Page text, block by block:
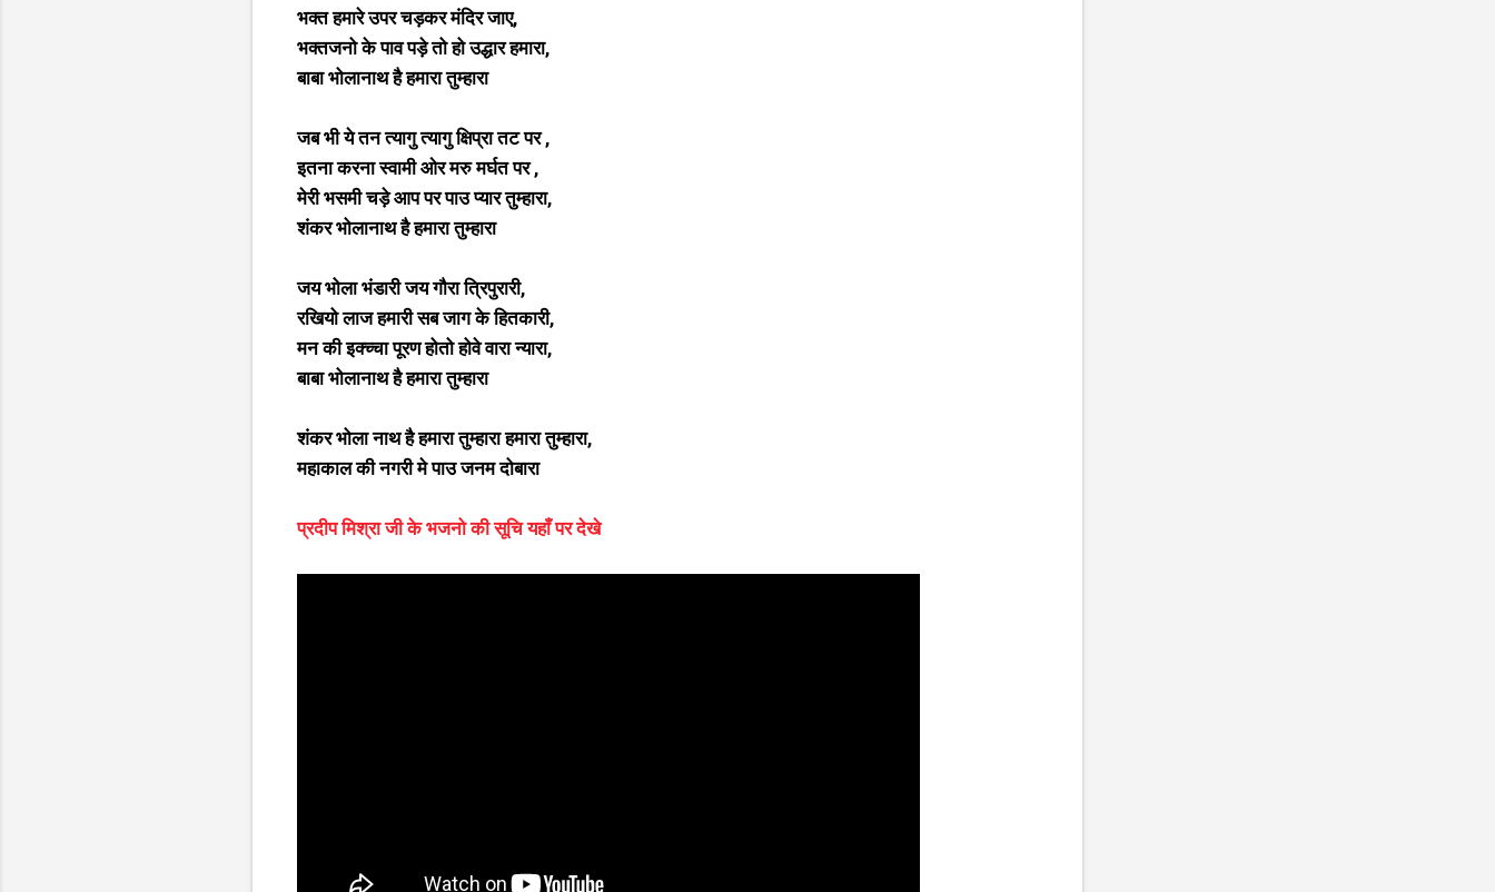
भक्त हमारे उपर चड़कर मंदिर जाए,
भक्तजनो के पाव पड़े तो हो उद्धार हमारा,
बाबा भोलानाथ है हमारा तुम्हारा
जब भी ये तन त्यागु त्यागु क्षिप्रा तट पर ,
इतना करना स्वामी ओर मरु मर्घत पर ,
मेरी भसमी चड़े आप पर पाउ प्यार तुम्हारा,
शंकर भोलानाथ है हमारा तुम्हारा
जय भोला भंडारी जय गौरा त्रिपुरारी,
रखियो लाज हमारी सब जाग के हितकारी,
मन की इक्च्चा पूरण होतो होवे वारा न्यारा,
बाबा भोलानाथ है हमारा तुम्हारा
शंकर भोला नाथ है हमारा तुम्हारा हमारा तुम्हारा,
महाकाल की नगरी मे पाउ जनम दोबारा
प्रदीप मिश्रा जी के भजनो की सूचि यहाँ पर देखे